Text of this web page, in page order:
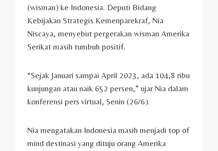
(wisman) ke Indonesia. Deputi Bidang
Kebijakan Strategis Kemenparekraf, Nia
Niscaya, menyebut pergerakan wisman Amerika
Serikat masih tumbuh positif.
“Sejak Januari sampai April 2023, ada 104,8 ribu
kunjungan atau naik 652 persen,” ujar Nia dalam
konferensi pers virtual, Senin (26/6).
Nia mengatakan Indonesia masih menjadi top of
mind destinasi yang dituju orang Amerika